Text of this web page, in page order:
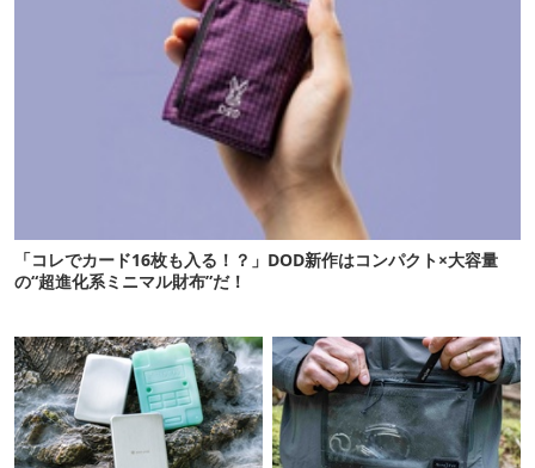
「コレでカード16枚も入る！？」DOD新作はコンパクト×大容量
の“超進化系ミニマル財布”だ！